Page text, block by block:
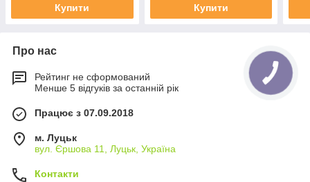
Купити Купити
Про нас
Рейтинг не сформований
Менше 5 відгуків за останній рік
Працює з 07.09.2018
м. Луцьк
вул. Єршова 11, Луцьк, Україна
Контакти